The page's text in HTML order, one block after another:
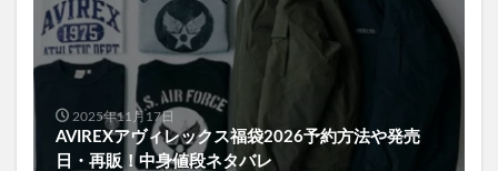
2025年11月17日
AVIREXアヴィレックス福袋2026予約方法や発売
日・再販！中身値段ネタバレ